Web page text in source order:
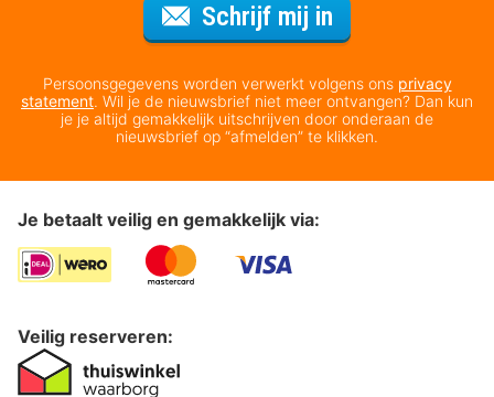
Schrijf mij in
Persoonsgegevens worden verwerkt volgens ons privacy
statement. Wil je de nieuwsbrief niet meer ontvangen? Dan kun
je je altijd gemakkelijk uitschrijven door onderaan de
nieuwsbrief op “afmelden” te klikken.
Je betaalt veilig en gemakkelijk via:
Veilig reserveren: